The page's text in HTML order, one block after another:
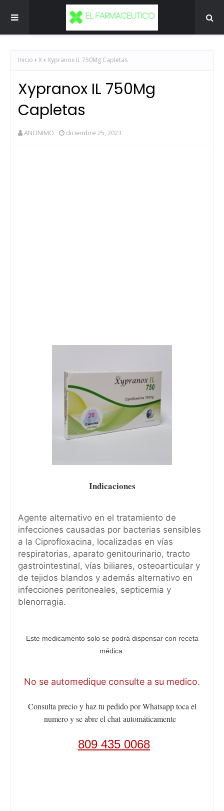
Inicio X Xypranox IL 750Mg Capletas
Xypranox IL 750Mg
Capletas
ANONIMO diciembre 25, 2023
Indicaciones
Agente alternativo en el tratamiento de
infecciones causadas por bacterias sensibles
a la Ciprofloxacina, localizadas en vías
respiratorias, aparato genitourinario, tracto
gastrointestinal, vías biliares, osteoarticular y
de tejidos blandos y además alternativo en
infecciones peritoneales, septicemia y
blenorragia.
Este medicamento solo se podrá dispensar con receta
médica.
No se automedique consulte a su medico.
Consulta precio y haz tu pedido por Whatsapp toca el
numero y se abre el chatautomáticamente
809 435 0068